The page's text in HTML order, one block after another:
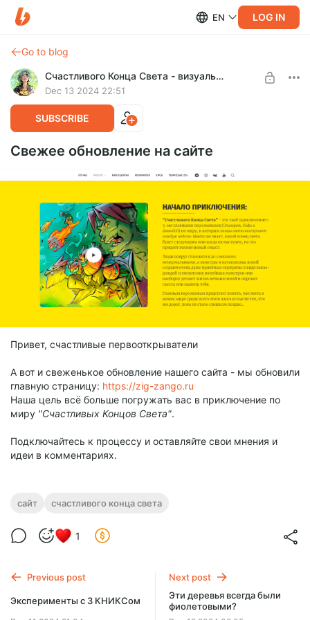
EN LOG IN
Go to blog
Счастливого Конца Света - визуальные истории!
Dec 13 2024 22:51
SUBSCRIBE
Свежее обновление на сайте
Привет, счастливые первооткрыватели
А вот и свеженькое обновление нашего сайта - мы обновили
главную страницу: https://zig-zango.ru
Наша цель всё больше погружать вас в приключение по
миру "Счастливых Концов Света".
Подключайтесь к процессу и оставляйте свои мнения и
идеи в комментариях.
сайт счастливого конца света
1
Previous post
Эксперименты с 3 КНИКСом
Next post
Эти деревья всегда были
фиолетовыми?